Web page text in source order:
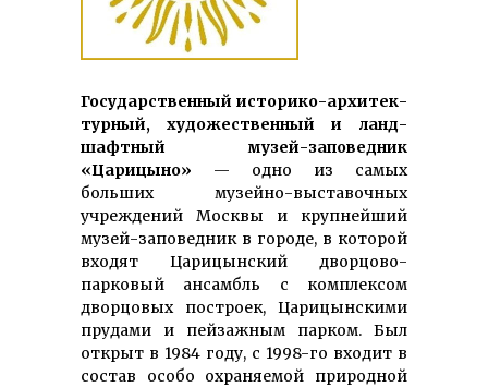
Го­су­дар­ст­вен­ный исто­ри­ко-архи­тек­
тур­ный, художе­ст­венный и ланд­
шафтный музей-за­повед­ник
«Царицыно» — од­но из самых
больших музейно-выставочных
учреждений Москвы и крупнейший
музей-заповедник в го­роде, в которой
входят Царицынский дворцово-
парковый ансамбль с комп­лексом
дворцовых построек, Цари­цынскими
прудами и пейзажным парком. Был
открыт в 1984 году, с 1998-го входит в
состав особо охраняемой природной